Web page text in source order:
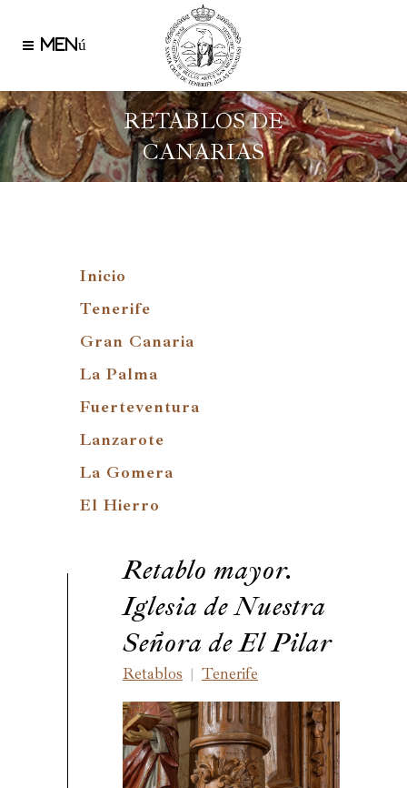
RETABLOS DE
CANARIAS
Inicio
Tenerife
Gran Canaria
La Palma
Fuerteventura
Lanzarote
La Gomera
El Hierro
Retablo mayor.
Iglesia de Nuestra
Señora de El Pilar
Retablos | Tenerife